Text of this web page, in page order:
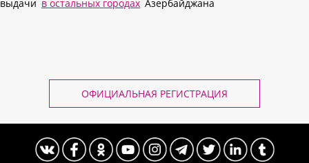
выдачи в остальных городах Азербайджана
ОФИЦИАЛЬНАЯ РЕГИСТРАЦИЯ